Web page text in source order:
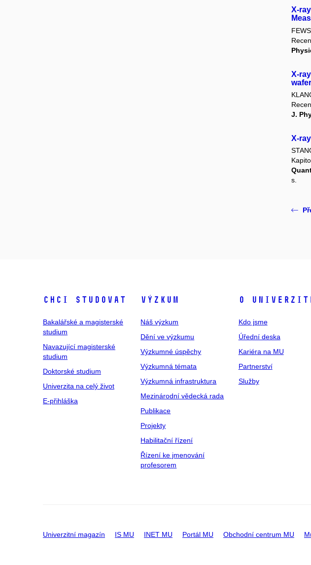
X-
X-
J.
X-
s.
Chci studovat
Bakalářské a magisterské
studium
Navazující magisterské
studium
Doktorské studium
Univerzita na celý život
E-přihláška
Výzkum
Náš výzkum
Dění ve výzkumu
Výzkumné úspěchy
Výzkumná témata
Výzkumná infrastruktura
Mezinárodní vědecká rada
Publikace
Projekty
Habilitační řízení
Řízení ke jmenování
profesorem
O
Kdo jsme
Úřední deska
Kariéra na MU
Partnerství
Služby
Univerzitní magazín IS MU INET MU Portál MU Obchodní centrum MU